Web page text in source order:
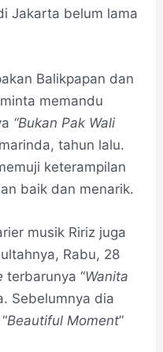
Jakarta belum lama
Balikpapan dan
memandu
“Bukan Pak Wali
tahun lalu.
keterampilan
baik dan menarik.
musik Ririz juga
Rabu, 28
terbarunya “Wanita
Sebelumnya dia
Beautiful Moment”